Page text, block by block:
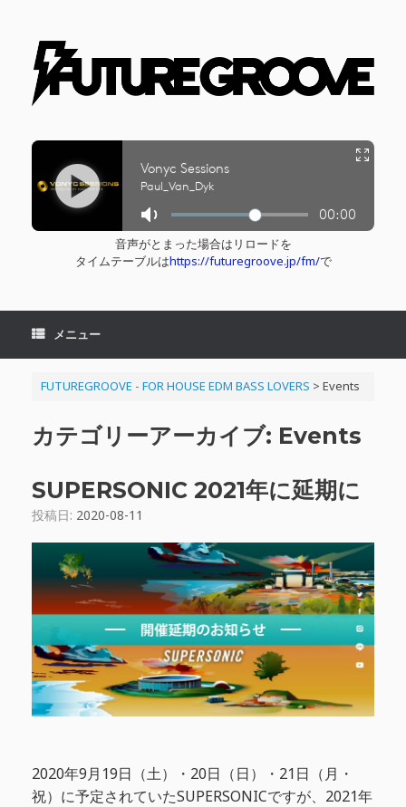
音声がとまった場合はリロードを
タイムテーブルはhttps://futuregroove.jp/fm/で
メニュー
FUTUREGROOVE - FOR HOUSE EDM BASS LOVERS > Events
カテゴリーアーカイブ: Events
SUPERSONIC 2021年に延期に
投稿日: 2020-08-11
2020年9月19日（土）・20日（日）・21日（月・
祝）に予定されていたSUPERSONICですが、2021年